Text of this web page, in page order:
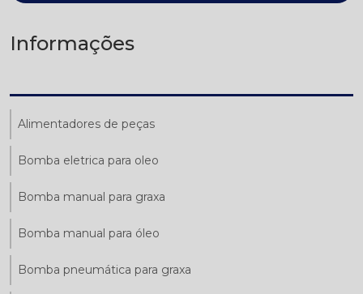
Informações
Alimentadores de peças
Bomba eletrica para oleo
Bomba manual para graxa
Bomba manual para óleo
Bomba pneumática para graxa